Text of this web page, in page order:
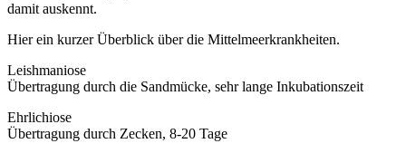
damit auskennt.
Hier ein kurzer Überblick über die Mittelmeerkrankheiten.
Leishmaniose
Übertragung durch die Sandmücke, sehr lange Inkubationszeit
Ehrlichiose
Übertragung durch Zecken, 8-20 Tage